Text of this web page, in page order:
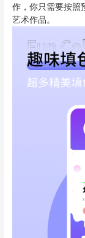
作，你只需要按照
艺术作品。